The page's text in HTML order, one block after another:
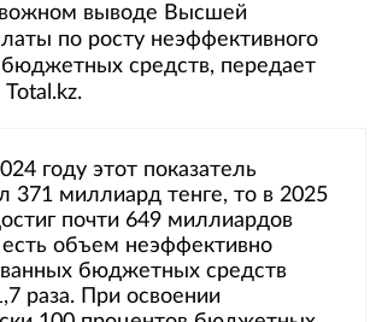
выводе Высшей
по росту неэффективного
бюджетных средств, передает
году этот показатель
371 миллиард тенге, то в 2025
почти 649 миллиардов
есть объем неэффективно
бюджетных средств
раза. При освоении